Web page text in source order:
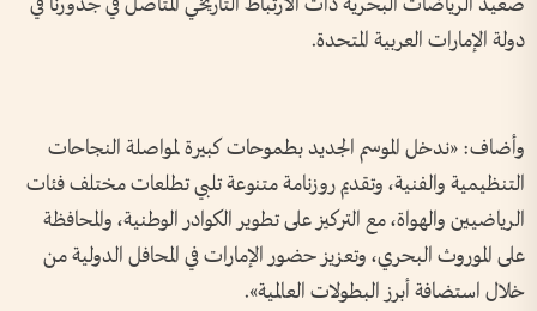
دولة الإمارات العربية المتحدة.
وأضاف: «ندخل الموسم الجديد بطموحات كبيرة لمواصلة النجاحات
التنظيمية والفنية، وتقديم روزنامة متنوعة تلبي تطلعات مختلف فئات
الرياضيين والهواة، مع التركيز على تطوير الكوادر الوطنية، والمحافظة
على الموروث البحري، وتعزيز حضور الإمارات في المحافل الدولية من
خلال استضافة أبرز البطولات العالمية».